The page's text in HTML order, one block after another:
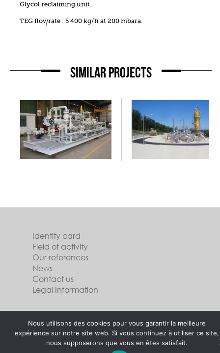
Glycol reclaiming unit.
TEG flowrate : 5 400 kg/h at 200 mbara.
SIMILAR PROJECTS
Identity card
Field of activity
Our references
News
Contact us
Legal Information
Follow us
Nous utilisons des cookies pour vous garantir la meilleure
expérience sur notre site web. Si vous continuez à utiliser ce site,
nous supposerons que vous en êtes satisfait.